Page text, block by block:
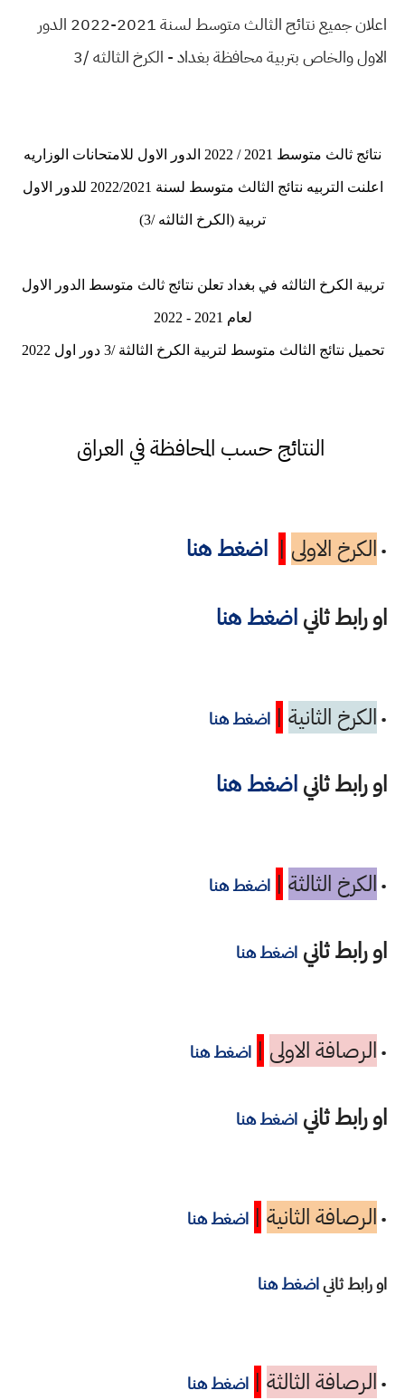
اعلان جميع نتائج الثالث متوسط لسنة 2021-2022 الدور
الاول والخاص بتربية محافظة بغداد - الكرخ الثالثه /3
نتائج ثالث متوسط 2021 / 2022 الدور الاول للامتحانات الوزاريه
اعلنت التربيه نتائج الثالث متوسط لسنة 2022/2021 للدور الاول
تربية (الكرخ الثالثه /3)
تربية الكرخ الثالثه في بغداد تعلن نتائج ثالث متوسط الدور الاول
لعام 2021 - 2022
تحميل نتائج الثالث متوسط لتربية الكرخ الثالثة /3 دور اول 2022
النتائج حسب المحافظة في العراق
• الكرخ الاولى | اضغط هنا
او رابط ثانياضغط هنا
• الكرخ الثانية | اضغط هنا
او رابط ثانياضغط هنا
• الكرخ الثالثة | اضغط هنا
او رابط ثاني اضغط هنا
• الرصافة الاولى | اضغط هنا
او رابط ثاني اضغط هنا
• الرصافة الثانية | اضغط هنا
او رابط ثانياضغط هنا
• الرصافة الثالثة | اضغط هنا